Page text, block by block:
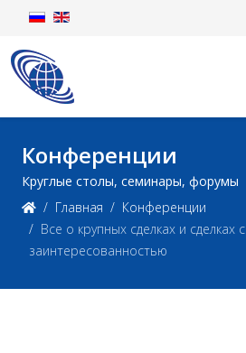
Конференции
Круглые столы, семинары, форумы
Главная
Конференции
Все о крупных сделках и сделках с
заинтересованностью